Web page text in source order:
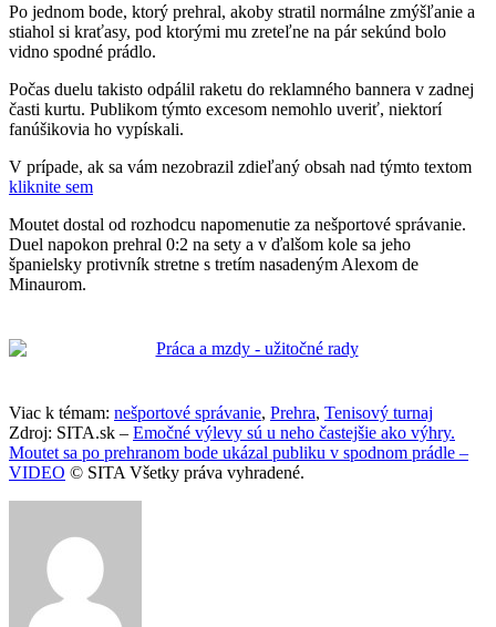
Po jednom bode, ktorý prehral, akoby stratil normálne zmýšľanie a
stiahol si kraťasy, pod ktorými mu zreteľne na pár sekúnd bolo
vidno spodné prádlo.
Počas duelu takisto odpálil raketu do reklamného bannera v zadnej
časti kurtu. Publikom týmto excesom nemohlo uveriť, niektorí
fanúšikovia ho vypískali.
V prípade, ak sa vám nezobrazil zdieľaný obsah nad týmto textom
kliknite sem
Moutet dostal od rozhodcu napomenutie za nešportové správanie.
Duel napokon prehral 0:2 na sety a v ďalšom kole sa jeho
španielsky protivník stretne s tretím nasadeným Alexom de
Minaurom.
Viac k témam: nešportové správanie, Prehra, Tenisový turnaj
Zdroj: SITA.sk – Emočné výlevy sú u neho častejšie ako výhry.
Moutet sa po prehranom bode ukázal publiku v spodnom prádle –
VIDEO © SITA Všetky práva vyhradené.